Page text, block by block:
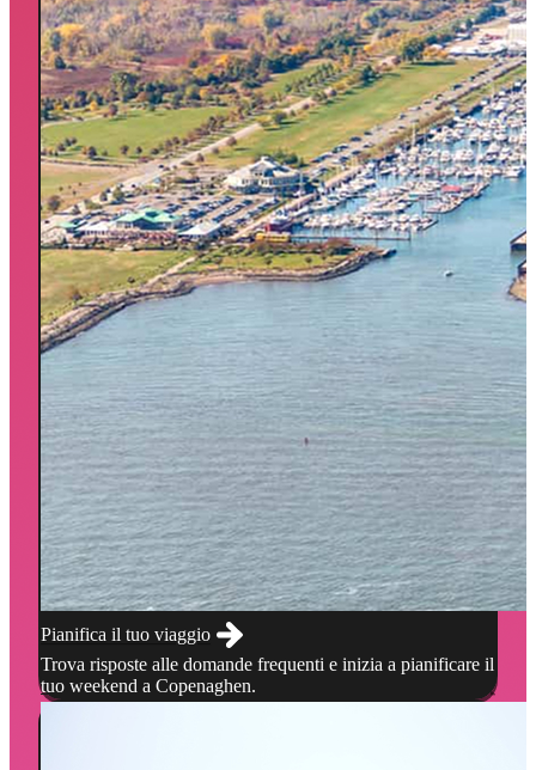
Pianifica il tuo viaggio
Trova risposte alle domande frequenti e inizia a pianificare il
tuo weekend a Copenaghen.